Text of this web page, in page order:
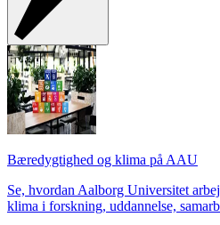
Bæredygtighed og klima på AAU
Se, hvordan Aalborg Universitet
klima i forskning, uddannelse,